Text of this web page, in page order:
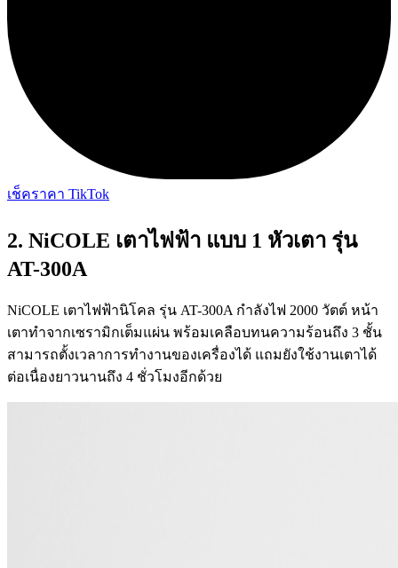
เช็คราคา TikTok
2. NiCOLE เตาไฟฟ้า แบบ 1 หัวเตา รุ่น
AT-300A
NiCOLE เตาไฟฟ้านิโคล รุ่น AT-300A กำลังไฟ 2000 วัตต์ หน้า
เตาทำจากเซรามิกเต็มแผ่น พร้อมเคลือบทนความร้อนถึง 3 ชั้น
สามารถตั้งเวลาการทำงานของเครื่องได้ แถมยังใช้งานเตาได้
ต่อเนื่องยาวนานถึง 4 ชั่วโมงอีกด้วย